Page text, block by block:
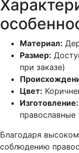
Материал:
Размер:
при заказе)
Цвет:
Изготовление:
православные
Благодаря
соблюдению